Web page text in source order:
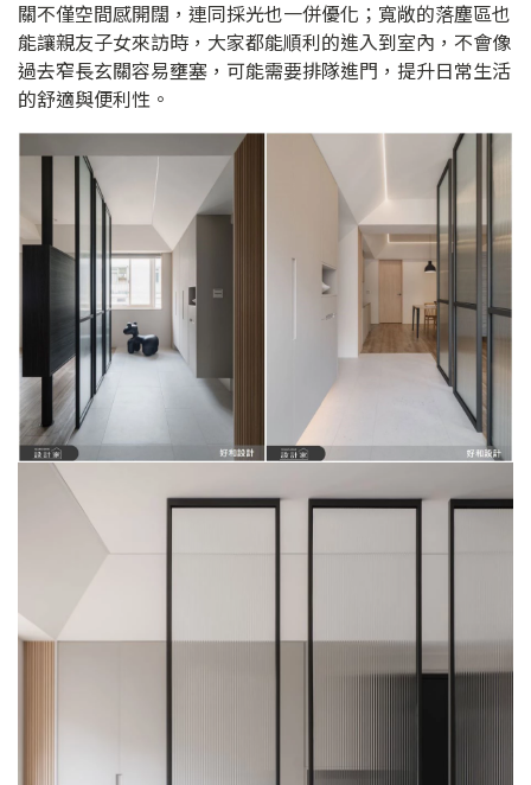
關不僅空間感開闊，連同採光也一併優化；寬敞的落塵區也
能讓親友子女來訪時，大家都能順利的進入到室內，不會像
過去窄長玄關容易壅塞，可能需要排隊進門，提升日常生活
的舒適與便利性。